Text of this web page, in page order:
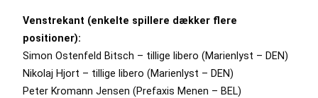
Venstrekant (enkelte spillere dækker flere
positioner):
Simon Ostenfeld Bitsch – tillige libero (Marienlyst – DEN)
Nikolaj Hjort – tillige libero (Marienlyst – DEN)
Peter Kromann Jensen (Prefaxis Menen – BEL)